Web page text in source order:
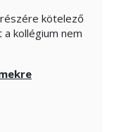
kötelező
kollégium nem